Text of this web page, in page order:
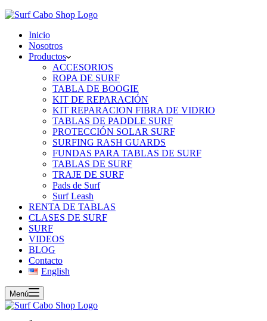
Inicio
Nosotros
Productos
ACCESORIOS
ROPA DE SURF
TABLA DE BOOGIE
KIT DE REPARACIÓN
KIT REPARACION FIBRA DE VIDRIO
TABLAS DE PADDLE SURF
PROTECCIÓN SOLAR SURF
SURFING RASH GUARDS
FUNDAS PARA TABLAS DE SURF
TABLAS DE SURF
TRAJE DE SURF
Pads de Surf
Surf Leash
RENTA DE TABLAS
CLASES DE SURF
SURF
VIDEOS
BLOG
Contacto
English
Menú